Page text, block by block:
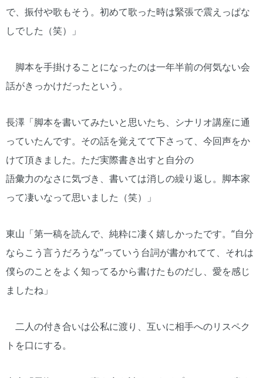
で、振付や歌もそう。初めて歌った時は緊張で震えっぱな
しでした（笑）」
脚本を手掛けることになったのは一年半前の何気ない会
話がきっかけだったという。
長澤「脚本を書いてみたいと思いたち、シナリオ講座に通
っていたんです。その話を覚えてて下さって、今回声をか
けて頂きました。ただ実際書き出すと自分の
語彙力のなさに気づき、書いては消しの繰り返し。脚本家
って凄いなって思いました（笑）」
東山「第一稿を読んで、純粋に凄く嬉しかったです。“自分
ならこう言うだろうな”っていう台詞が書かれてて、それは
僕らのことをよく知ってるから書けたものだし、愛を感じ
ましたね」
二人の付き合いは公私に渡り、互いに相手へのリスペク
トを口にする。